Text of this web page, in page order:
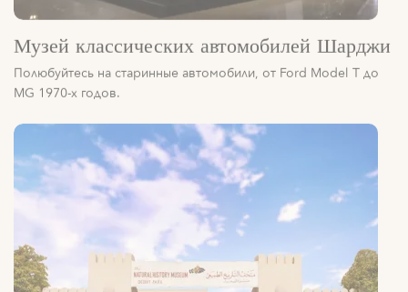
Полюбуйтесь на старинные автомобили, от Ford Model T до
MG 1970-х годов.